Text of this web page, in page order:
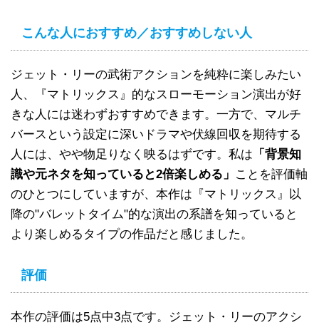
こんな人におすすめ／おすすめしない人
ジェット・リーの武術アクションを純粋に楽しみたい
人、『マトリックス』的なスローモーション演出が好
きな人には迷わずおすすめできます。一方で、マルチ
バースという設定に深いドラマや伏線回収を期待する
人には、やや物足りなく映るはずです。私は 「背景知
識や元ネタを知っていると2倍楽しめる」 ことを評価軸
のひとつにしていますが、本作は『マトリックス』以
降の"バレットタイム"的な演出の系譜を知っていると
より楽しめるタイプの作品だと感じました。
評価
本作の評価は5点中3点です。ジェット・リーのアクシ